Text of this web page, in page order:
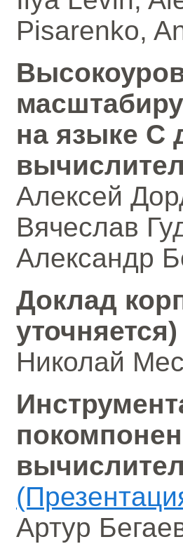
Pisarenko,
на языке C
Алексей
Вячеслав
Александр
Доклад
уточняется)
Николай
Артур